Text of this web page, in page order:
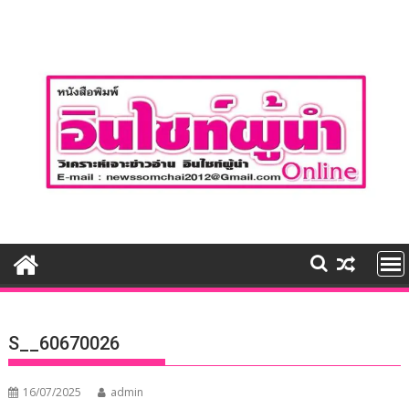
S__60670026
16/07/2025 admin